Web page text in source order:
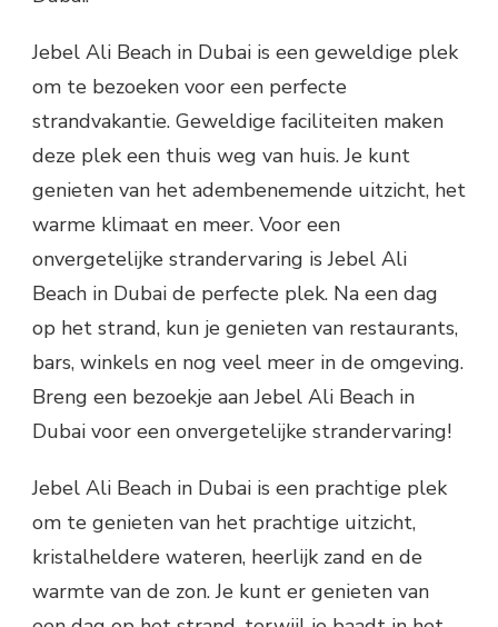
Jebel Ali Beach in Dubai is een geweldige plek
om te bezoeken voor een perfecte
strandvakantie. Geweldige faciliteiten maken
deze plek een thuis weg van huis. Je kunt
genieten van het adembenemende uitzicht, het
warme klimaat en meer. Voor een
onvergetelijke strandervaring is Jebel Ali
Beach in Dubai de perfecte plek. Na een dag
op het strand, kun je genieten van restaurants,
bars, winkels en nog veel meer in de omgeving.
Breng een bezoekje aan Jebel Ali Beach in
Dubai voor een onvergetelijke strandervaring!
Jebel Ali Beach in Dubai is een prachtige plek
om te genieten van het prachtige uitzicht,
kristalheldere wateren, heerlijk zand en de
warmte van de zon. Je kunt er genieten van